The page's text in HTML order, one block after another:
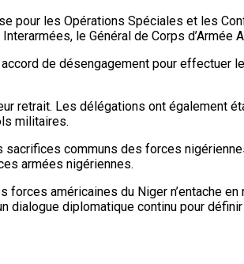
pour les Opérations Spéciales et les
le Général de Corps d’Armée
de désengagement pour effectuer
retrait. Les délégations ont également
militaires.
communs des forces
armées nigériennes.
américaines du Niger n’entache
diplomatique continu pour